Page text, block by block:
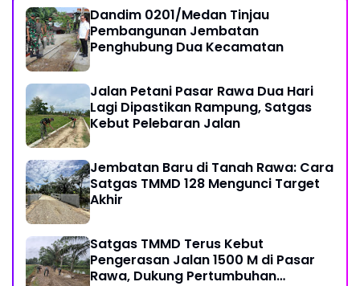
Dandim 0201/Medan Tinjau
Pembangunan Jembatan
Penghubung Dua Kecamatan
Jalan Petani Pasar Rawa Dua Hari
Lagi Dipastikan Rampung, Satgas
Kebut Pelebaran Jalan
Jembatan Baru di Tanah Rawa: Cara
Satgas TMMD 128 Mengunci Target
Akhir
Satgas TMMD Terus Kebut
Pengerasan Jalan 1500 M di Pasar
Rawa, Dukung Pertumbuhan